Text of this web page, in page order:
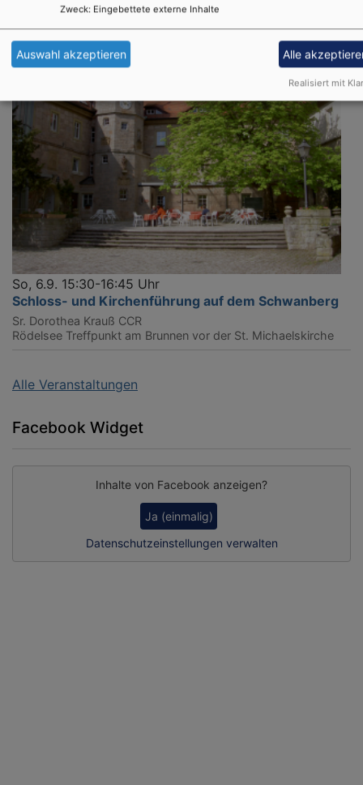
So, 6.9. 15:30-16:45 Uhr
Schloss- und Kirchenführung auf dem Schwanberg
Sr. Dorothea Krauß CCR
Rödelsee Treffpunkt am Brunnen vor der St. Michaelskirche
Alle Veranstaltungen
Facebook Widget
Inhalte von Facebook anzeigen?
Ja (einmalig)
Datenschutzeinstellungen verwalten
Zweck: Eingebettete externe Inhalte
Auswahl akzeptieren Alle
Realisiert mit